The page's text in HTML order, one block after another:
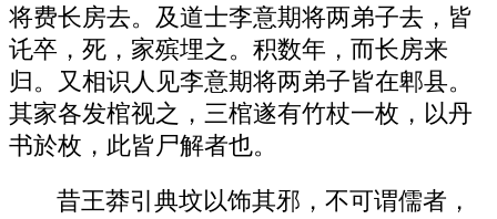
将费长房去。及道士李意期将两弟子去，皆
讬卒，死，家殡埋之。积数年，而长房来
归。又相识人见李意期将两弟子皆在郫县。
其家各发棺视之，三棺遂有竹杖一枚，以丹
书於枚，此皆尸解者也。
昔王莽引典坟以饰其邪，不可谓儒者，